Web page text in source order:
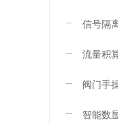
信号隔
流量积
阀门手
智能数